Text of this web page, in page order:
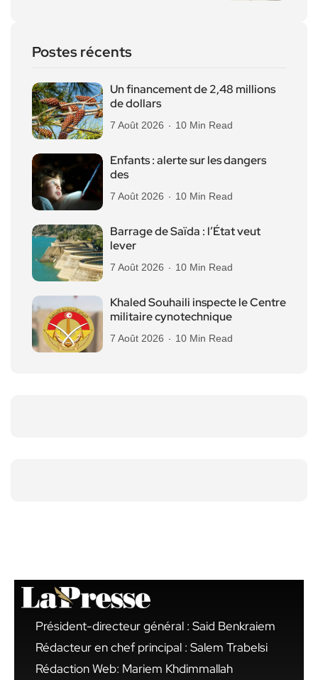
Postes récents
Un financement de 2,48 millions
de dollars
7 Août 2026 10 Min Read
Enfants : alerte sur les dangers
des
7 Août 2026 10 Min Read
Barrage de Saïda : l’État veut
lever
7 Août 2026 10 Min Read
Khaled Souhaili inspecte le Centre
militaire cynotechnique
7 Août 2026 10 Min Read
Président-directeur général : Said Benkraiem
Rédacteur en chef principal : Salem Trabelsi
Rédaction Web: Mariem Khdimmallah